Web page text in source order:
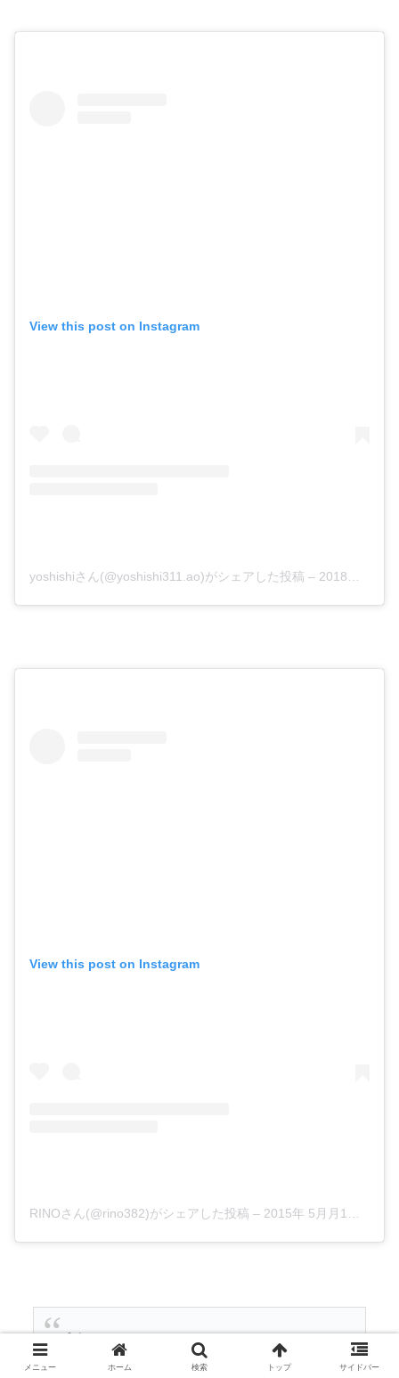
View this post on Instagram
yoshishiさん(@yoshishi311.ao)がシェアした投稿 – 2018年11月月18日午前8時01分PST
View this post on Instagram
RINOさん(@rino382)がシェアした投稿 – 2015年 5月月1日午前10時04分PDT
爪炙ってみた
メニュー ホーム 検索 トップ サイドバー